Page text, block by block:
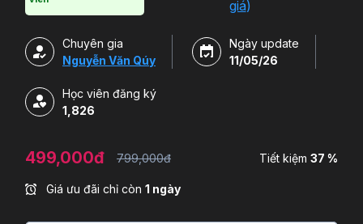
sử dụng nhiều tiện ích Tuyệt vời của Google.
giá)
Chuyên gia
Nguyễn Văn Qúy
Ngày update
11/05/26
Học viên đăng ký
1,826
499,000đ 799,000đ Tiết kiệm 37 %
Giá ưu đãi chỉ còn 1 ngày